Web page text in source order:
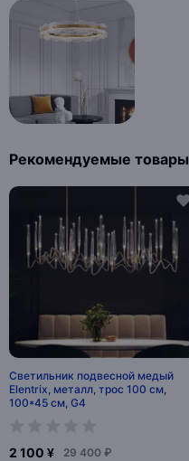
Рекомендуемые товары
Светильник подвесной медый
Elentrix, металл, трос 100 см,
100*45 см, G4
2 100 ¥ 29 400 ₽